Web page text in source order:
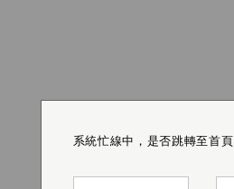
系統忙線中，是否跳轉至首頁
系統忙線中，是否跳轉至首頁
系統忙線中，是否跳轉至首頁
系統忙線中，是否跳轉至首頁
系統忙線中，是否跳轉至首頁